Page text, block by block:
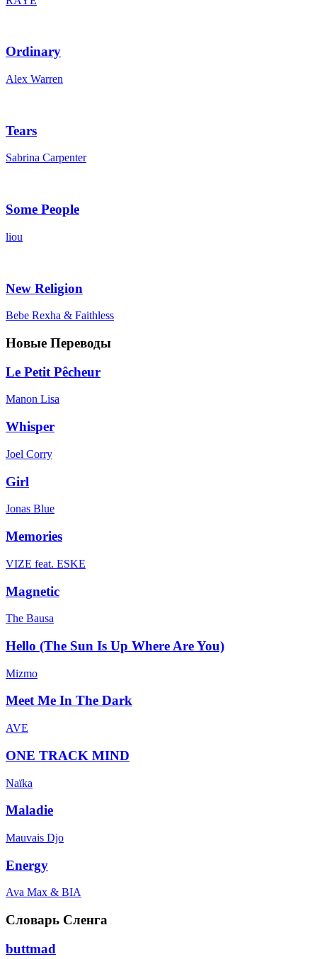
Ordinary
Alex Warren
Tears
Sabrina Carpenter
Some People
liou
New Religion
Bebe Rexha & Faithless
Новые Переводы
Le Petit Pêcheur
Manon Lisa
Whisper
Joel Corry
Girl
Jonas Blue
Memories
VIZE feat. ESKE
Magnetic
The Bausa
Hello (The Sun Is Up Where Are You)
Mizmo
Meet Me In The Dark
AVE
ONE TRACK MIND
Naïka
Maladie
Mauvais Djo
Energy
Ava Max & BIA
Словарь Сленга
buttmad